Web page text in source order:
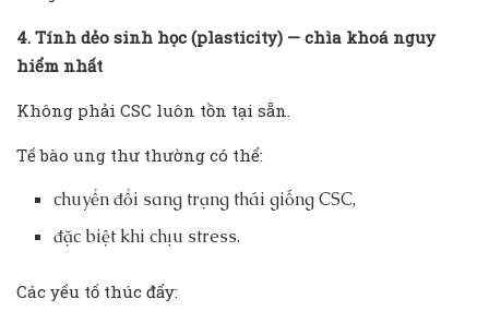
4. Tính dẻo sinh học (plasticity) — chìa khoá nguy
hiểm nhất
Không phải CSC luôn tồn tại sẵn.
Tế bào ung thư thường có thể:
chuyển đổi sang trạng thái giống CSC,
đặc biệt khi chịu stress.
Các yếu tố thúc đẩy: